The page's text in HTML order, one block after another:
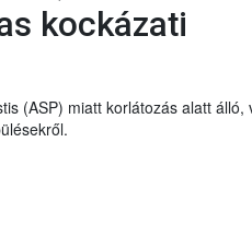
kockázati
(ASP) miatt korlátozás alatt álló,